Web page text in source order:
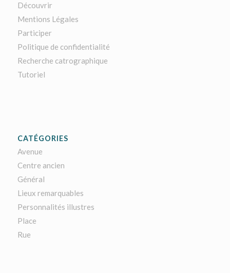
Découvrir
Mentions Légales
Participer
Politique de confidentialité
Recherche catrographique
Tutoriel
CATÉGORIES
Avenue
Centre ancien
Général
Lieux remarquables
Personnalités illustres
Place
Rue